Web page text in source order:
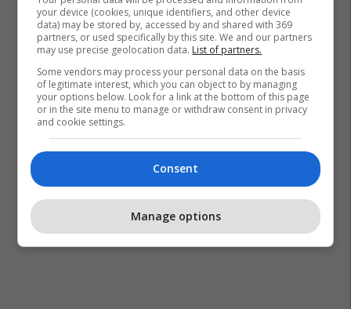
your device (cookies, unique identifiers, and other device
data) may be stored by, accessed by and shared with 369
partners, or used specifically by this site. We and our partners
may use precise geolocation data. List of partners.
Some vendors may process your personal data on the basis
of legitimate interest, which you can object to by managing
your options below. Look for a link at the bottom of this page
or in the site menu to manage or withdraw consent in privacy
and cookie settings.
Consent
Manage options